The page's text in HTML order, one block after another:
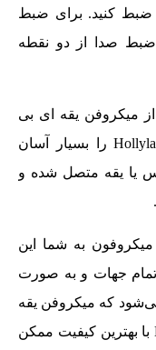
ضبط کنید. برای ضبط
ضبط صدا از دو نقطه
از میکروفن یقه ای بی
سیم هالی لند مدل Hollyland Lark C1 Solo را بسیار آسان
یا یقه متصل شده و
میکروفون به شما این
جهات و به‌ صورت
که میکروفن یقه
ای بی سیم هالی لند مدل Lark C1 Solo با بهترین کیفیت ممکن